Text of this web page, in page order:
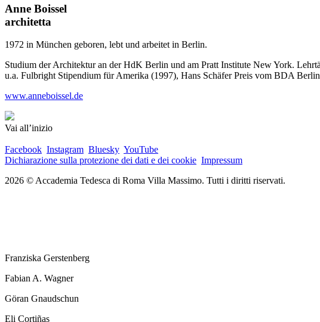
Anne Boissel
architetta
1972 in München geboren, lebt und arbeitet in Berlin.
Studium der Architektur an der HdK Berlin und am Pratt Institute New York.
u.a. Fulbright Stipendium für Amerika (1997), Hans Schäfer Preis vom BDA
www.anneboissel.de
Vai all’inizio
Facebook Instagram Bluesky YouTube
Dichiarazione sulla protezione dei dati e dei cookie Impressum
2026 © Accademia Tedesca di Roma Villa Massimo. Tutti i diritti riservati.
Franziska Gerstenberg
Fabian A. Wagner
Göran Gnaudschun
Eli Cortiñas